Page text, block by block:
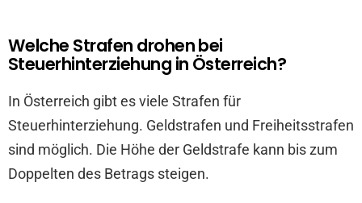
Welche Strafen drohen bei
Steuerhinterziehung in Österreich?
In Österreich gibt es viele Strafen für
Steuerhinterziehung. Geldstrafen und Freiheitsstrafen
sind möglich. Die Höhe der Geldstrafe kann bis zum
Doppelten des Betrags steigen.